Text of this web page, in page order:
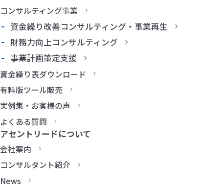
コンサルティング事業
資金繰り改善コンサルティング・事業再生
財務力向上コンサルティング
事業計画策定支援
資金繰り表ダウンロード
有料版ツール販売
実例集・お客様の声
よくある質問
アセントリードについて
会社案内
コンサルタント紹介
News